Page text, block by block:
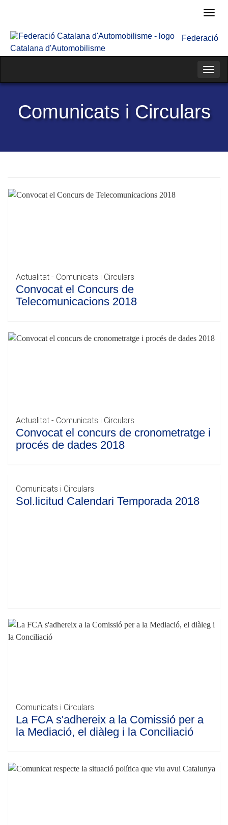
Federació
Catalana d'Automobilisme
Comunicats i Circulars
Actualitat - Comunicats i Circulars
Convocat el Concurs de
Telecomunicacions 2018
Actualitat - Comunicats i Circulars
Convocat el concurs de cronometratge i
procés de dades 2018
Comunicats i Circulars
Sol.licitud Calendari Temporada 2018
Comunicats i Circulars
La FCA s'adhereix a la Comissió per a
la Mediació, el diàleg i la Conciliació